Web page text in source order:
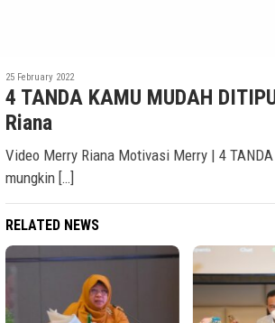
25 February 2022
4 TANDA KAMU MUDAH
Riana
Video Merry Riana Motivasi Merry | 4
mungkin […]
RELATED NEWS